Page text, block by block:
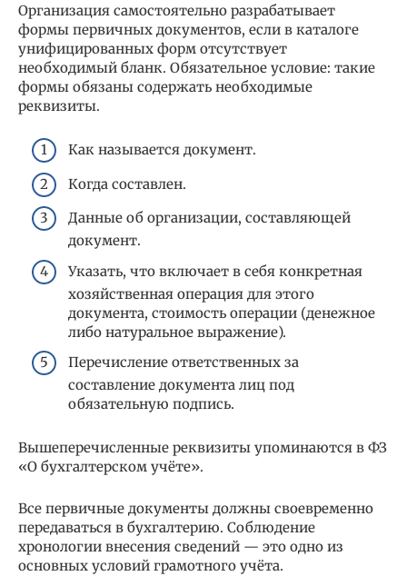
Организация самостоятельно разрабатывает
формы первичных документов, если в каталоге
унифицированных форм отсутствует
необходимый бланк. Обязательное условие: такие
формы обязаны содержать необходимые
реквизиты.
Как называется документ.
Когда составлен.
Данные об организации, составляющей
документ.
Указать, что включает в себя конкретная
хозяйственная операция для этого
документа, стоимость операции (денежное
либо натуральное выражение).
Перечисление ответственных за
составление документа лиц под
обязательную подпись.
Вышеперечисленные реквизиты упоминаются в ФЗ
«О бухгалтерском учёте».
Все первичные документы должны своевременно
передаваться в бухгалтерию. Соблюдение
хронологии внесения сведений — это одно из
основных условий грамотного учёта.